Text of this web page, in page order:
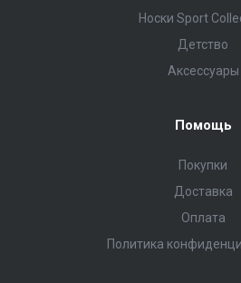
Носки Sport
Детство
Аксессуары
Помощь
Покупки
Доставка
Оплата
Политика